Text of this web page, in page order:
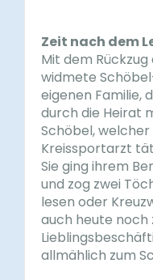
Zeit nach dem
Mit dem
widmete
eigenen Familie,
durch die Heirat
Schöbel, welcher
Kreissportarzt
Sie ging ihrem
und zog zwei
lesen oder
auch heute noch
allmählich zum